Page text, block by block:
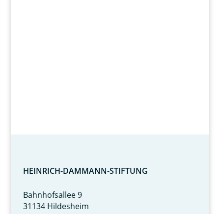
HEINRICH-DAMMANN-STIFTUNG
Bahnhofsallee 9
31134 Hildesheim